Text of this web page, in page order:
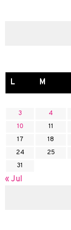
L M
3
4
10
11
17
18
24
25
31
« Jul